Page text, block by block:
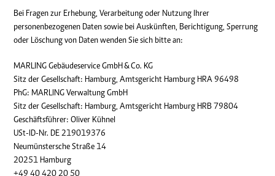
Bei Fragen zur Erhebung, Verarbeitung oder Nutzung Ihrer
personenbezogenen Daten sowie bei Auskünften, Berichtigung, Sperrung
oder Löschung von Daten wenden Sie sich bitte an:
MARLING Gebäudeservice GmbH & Co. KG
Sitz der Gesellschaft: Hamburg, Amtsgericht Hamburg HRA 96498
PhG: MARLING Verwaltung GmbH
Sitz der Gesellschaft: Hamburg, Amtsgericht Hamburg HRB 79804
Geschäftsführer: Oliver Kühnel
USt-ID-Nr. DE 219019376
Neumünstersche Straße 14
20251 Hamburg
+49 40 420 20 50